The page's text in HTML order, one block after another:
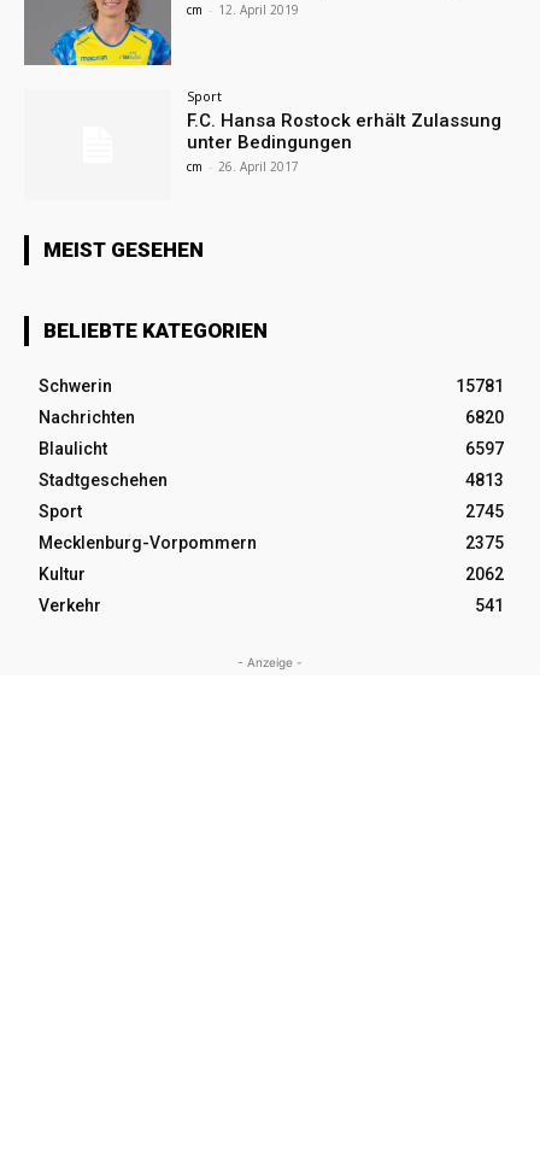
cm - 12. April 2019
Sport
F.C. Hansa Rostock erhält Zulassung
unter Bedingungen
cm - 26. April 2017
MEIST GESEHEN
BELIEBTE KATEGORIEN
Schwerin
15781
Nachrichten
6820
Blaulicht
6597
Stadtgeschehen
4813
Sport
2745
Mecklenburg-Vorpommern
2375
Kultur
2062
Verkehr
541
- Anzeige -